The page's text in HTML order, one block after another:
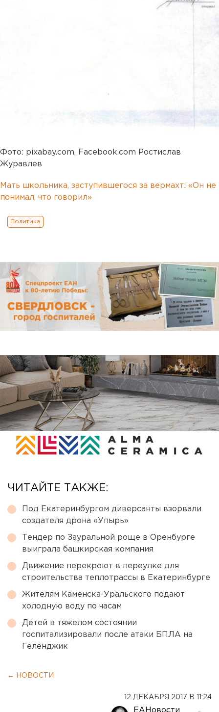
Фото: pixabay.com, Facebook.com Ростислав
Журавлев
Мать школьника, заступившегося за вермахт: «Он не
понимал, что говорил»
Политика
ЧИТАЙТЕ ТАКЖЕ:
Под Екатеринбургом диверсанты взорвали
создателя дрона «Упырь»
Тендер по Зауральной роще в Оренбурге
выиграла башкирская компания
Движение перекроют в переулке для
строительства теплотрассы в Екатеринбурге
Жителям Каменска-Уральского подают
холодную воду по часам
Детей в тяжелом состоянии
госпитализировали после атаки БПЛА на
Геленджик
← НОВОСТИ
12 ДЕКАБРЯ 2017 В 11:24
ЕАНовости